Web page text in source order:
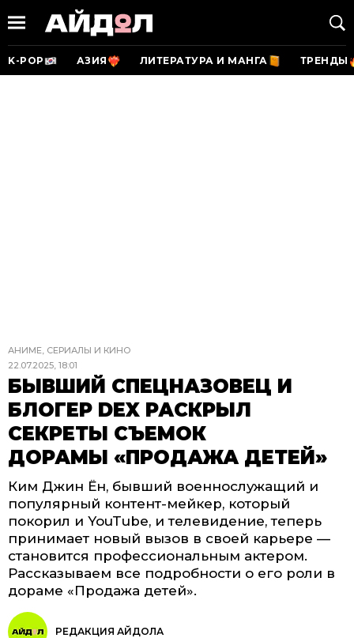
K-POP АЗИЯ ЛИТЕРАТУРА И МАНГА ТРЕНДЫ
АНИМЕ, СЕРИАЛЫ И КИНО
22.07.2025, 18:01
БЫВШИЙ СПЕЦНАЗОВЕЦ И
БЛОГЕР DEX РАСКРЫЛ
СЕКРЕТЫ СЪЕМОК
ДОРАМЫ «ПРОДАЖА ДЕТЕЙ»
Ким Джин Ён, бывший военнослужащий и
популярный контент-мейкер, который
покорил и YouTube, и телевидение, теперь
принимает новый вызов в своей карьере —
становится профессиональным актером.
Рассказываем все подробности о его роли в
дораме «Продажа детей».
РЕДАКЦИЯ АЙДОЛА